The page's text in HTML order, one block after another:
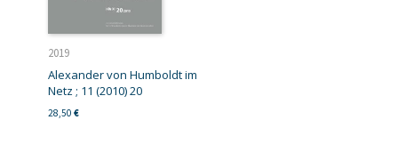
2019
Alexander von Humboldt im
Netz ; 11 (2010) 20
28,50 €